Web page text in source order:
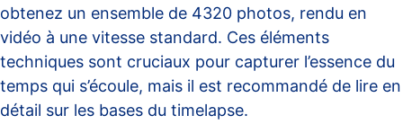
obtenez un ensemble de 4320 photos, rendu en
vidéo à une vitesse standard. Ces éléments
techniques sont cruciaux pour capturer l’essence du
temps qui s’écoule, mais il est recommandé de lire en
détail sur les bases du timelapse.